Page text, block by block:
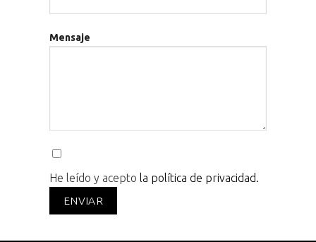
Mensaje
He leído y acepto la política de privacidad.